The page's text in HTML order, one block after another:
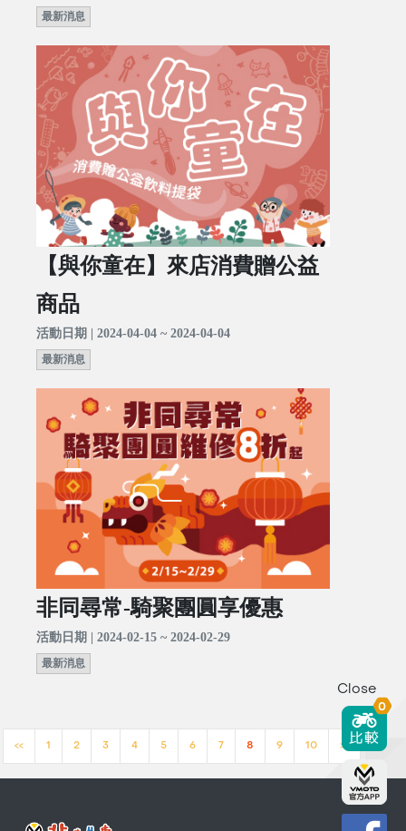
最新消息
【與你童在】來店消費贈公益
商品
活動日期 | 2024-04-04 ~ 2024-04-04
最新消息
非同尋常-騎聚團圓享優惠
活動日期 | 2024-02-15 ~ 2024-02-29
最新消息
<< 1 2 3 4 5 6 7 8 9 10 >>
Close
0